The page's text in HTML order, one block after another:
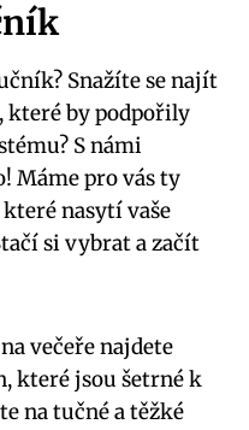
Snažíte se najít
které by podpořily
S námi
Máme pro vás ty
nasytí vaše
si vybrat a začít
večeře najdete
které jsou šetrné k
na tučné a těžké